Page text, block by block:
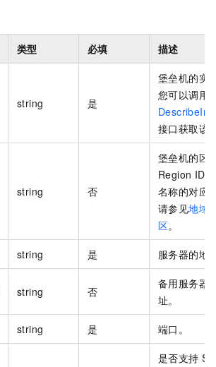
类型 必填 描述
string 是
堡垒机的实
您可以调用
接口获取该
string 否
堡垒机的区
Region ID
名称的对应
请参见地域
区。
string 是 服务器的地
string 否
备用服务器
址。
string 是 端口。
是否支持